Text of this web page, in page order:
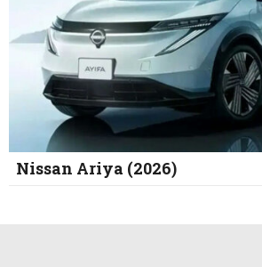
Nissan Ariya (2026)